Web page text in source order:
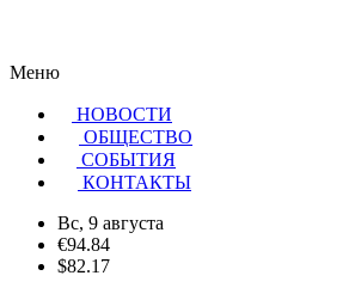
Меню
НОВОСТИ
ОБЩЕСТВО
CОБЫТИЯ
КОНТАКТЫ
Вс, 9 августа
€94.84
$82.17